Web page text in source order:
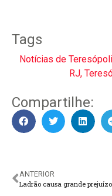
Tags
Notícias de
RJ,
Compartilhe:
ANTERIOR